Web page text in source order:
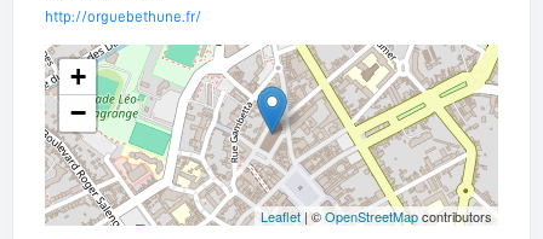
http://orguebethune.fr/
+
−
Leaflet| ©OpenStreetMapcontributors